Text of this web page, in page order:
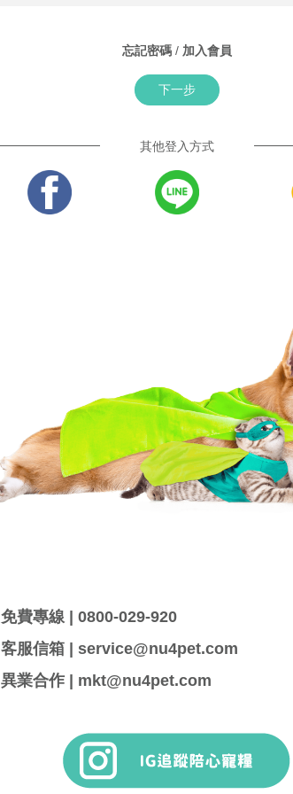
忘記密碼 / 加入會員
下一步
其他登入方式
免費專線 | 0800-029-920
客服信箱 | service@nu4pet.com
異業合作 | mkt@nu4pet.com